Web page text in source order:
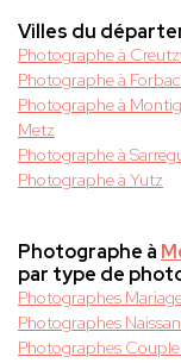
Villes du
Photographe à
Photographe à
Photographe à
Metz
Photographe à
Photographe à Yutz
Photographe à
par type de
Photographes
Photographes
Photographes